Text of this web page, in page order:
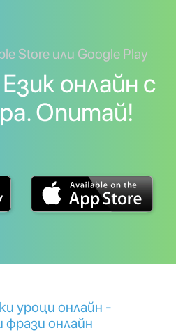
Store или Google Play
онлайн с
Опитай!
уроци онлайн -
онлайн